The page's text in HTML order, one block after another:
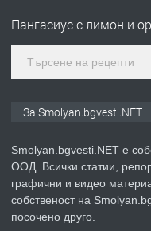
ПРЕДЛАГА
Пангасиус с лимон и
За Smolyan.bgvesti.NET
Smolyan.bgvesti.NET е
ООД. Всички статии,
графични и видео
собственост на
посочено друго.